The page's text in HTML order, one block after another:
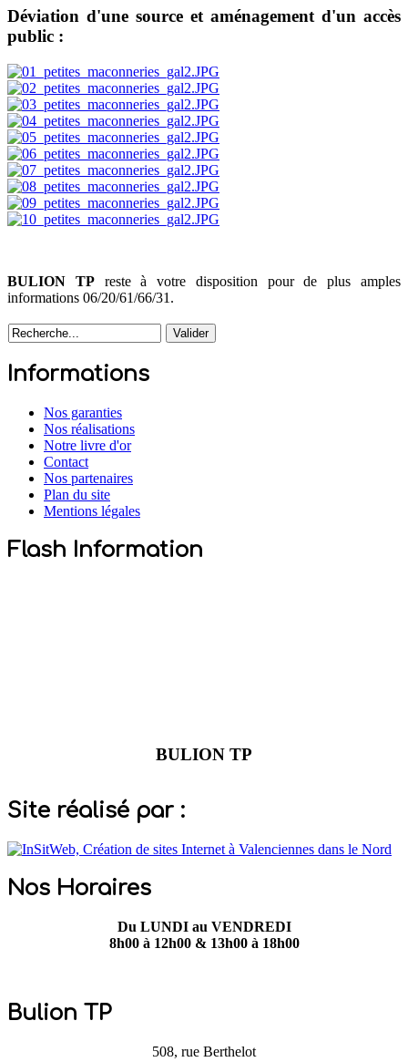
Déviation d'une source et aménagement d'un accès
public :
BULION TPreste à votre disposition pour de plus amples
informations 06/20/61/66/31.
AdmirorGallery 4.5.0 &Kekeljevic
Informations
Nos garanties
Nos réalisations
Notre livre d'or
Contact
Nos partenaires
Plan du site
Mentions légales
Flash Information
BULION TP
Terrassement et aménagement extérieur. Viabilisation maison.
de récupération d'eau pluviale. Location de matériel avec chauffeur.
Pour toute demande de devis gratuit, n'hésitez à nous contacter
Site réalisé par :
Nos Horaires
Du LUNDI au VENDREDI
8h00 à 12h00 & 13h00 à 18h00
Bulion TP
508, rue Berthelot